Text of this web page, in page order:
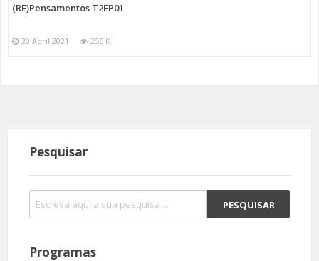
(RE)Pensamentos T2EP01
20 Abril 2021 256 K
Pesquisar
Programas